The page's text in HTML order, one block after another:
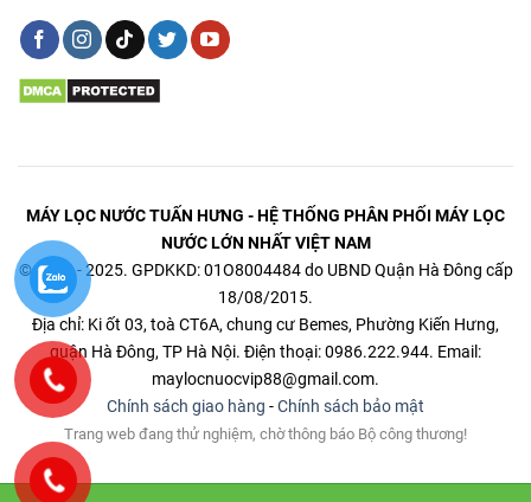
MÁY LỌC NƯỚC TUẤN HƯNG - HỆ THỐNG PHÂN PHỐI MÁY LỌC
NƯỚC LỚN NHẤT VIỆT NAM
© 2014 - 2025. GPDKKD: 01O8004484 do UBND Quận Hà Đông cấp
18/08/2015.
Địa chỉ: Ki ốt 03, toà CT6A, chung cư Bemes, Phường Kiến Hưng,
quận Hà Đông, TP Hà Nội. Điện thoại: 0986.222.944. Email:
maylocnuocvip88@gmail.com.
Chính sách giao hàng -Chính sách bảo mật
Trang web đang thử nghiệm, chờ thông báo Bộ công thương!